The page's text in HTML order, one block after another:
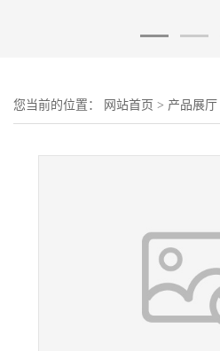
您当前的位置： 网站首页 > 产品展厅